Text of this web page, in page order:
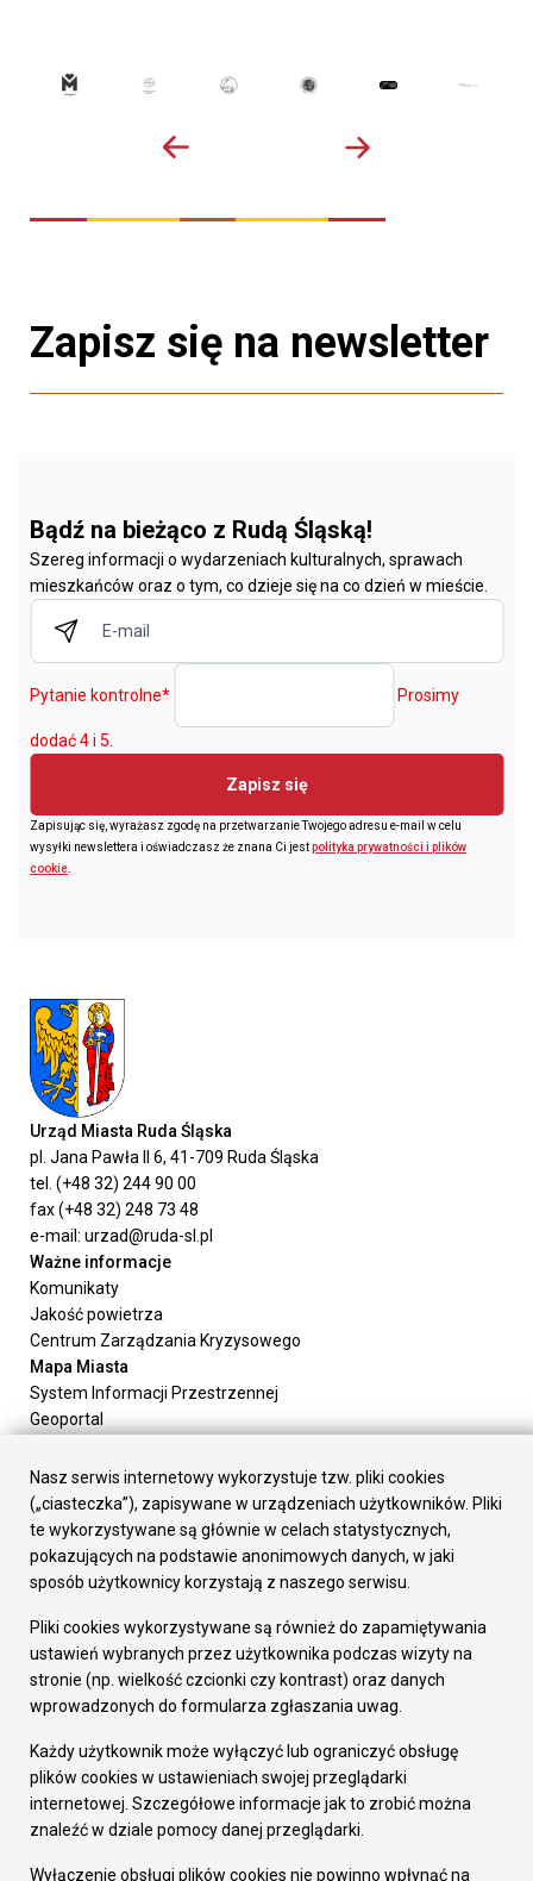
Zapisz się na newsletter
Bądź na bieżąco z Rudą Śląską!
Szereg informacji o wydarzeniach kulturalnych, sprawach
mieszkańców oraz o tym, co dzieje się na co dzień w mieście.
Pytanie kontrolne* Prosimy
dodać 4 i 5.
Zapisz się
Zapisując się, wyrażasz zgodę na przetwarzanie Twojego adresu e-mail w celu
wysyłki newslettera i oświadczasz że znana Ci jestpolityka prywatności i plików
cookie.
Urząd Miasta Ruda Śląska
pl. Jana Pawła II 6, 41-709 Ruda Śląska
tel. (+48 32) 244 90 00
fax (+48 32) 248 73 48
e-mail: urzad@ruda-sl.pl
Ważne informacje
Komunikaty
Jakość powietrza
Centrum Zarządzania Kryzysowego
Mapa Miasta
System Informacji Przestrzennej
Geoportal
Załatw sprawę
Prezydent Miasta
Rada Miasta
Wydziały
Elektroniczna Skrzynka Podawcza
Gospodarka
Fundusze europejskie
Środki krajowe
Oferty inwestycyjne
Pozostałe
Deklaracja dostępności
Dane osobowe
Dodaj opinię o witrynie
Nasz serwis internetowy wykorzystuje tzw. pliki cookies
(„ciasteczka”), zapisywane w urządzeniach użytkowników. Pliki
te wykorzystywane są głównie w celach statystycznych,
pokazujących na podstawie anonimowych danych, w jaki
sposób użytkownicy korzystają z naszego serwisu.
Pliki cookies wykorzystywane są również do zapamiętywania
ustawień wybranych przez użytkownika podczas wizyty na
stronie (np. wielkość czcionki czy kontrast) oraz danych
wprowadzonych do formularza zgłaszania uwag.
Każdy użytkownik może wyłączyć lub ograniczyć obsługę
plików cookies w ustawieniach swojej przeglądarki
internetowej. Szczegółowe informacje jak to zrobić można
znaleźć w dziale pomocy danej przeglądarki.
Wyłączenie obsługi plików cookies nie powinno wpłynąć na